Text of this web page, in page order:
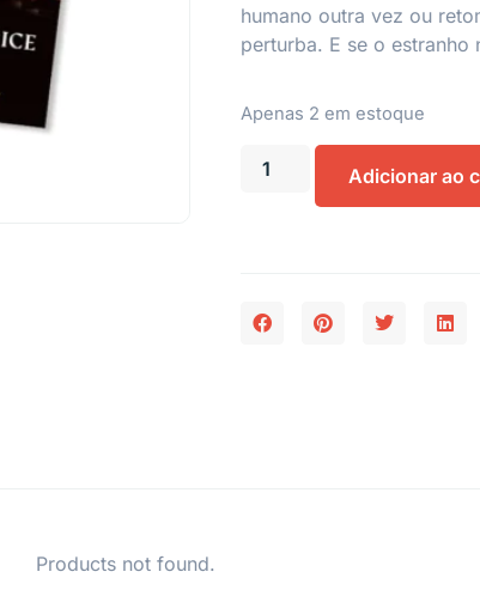
humano outra vez ou
perturba. E se o
Apenas 2 em estoque
Adicionar ao
Products not found.